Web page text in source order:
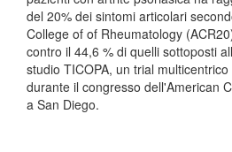
del 20% dei sintomi articolari
College of of Rheumatology
contro il 44,6 % di quelli sottoposti
studio TICOPA, un trial
durante il congresso dell'American
a San Diego.